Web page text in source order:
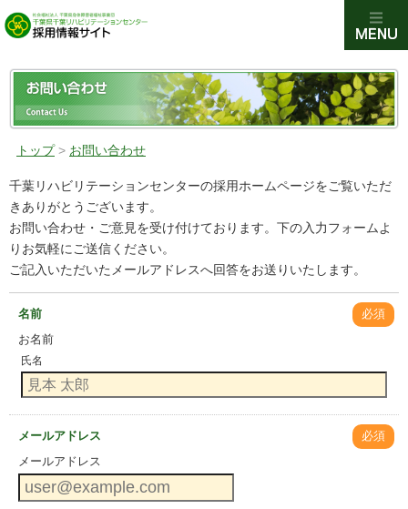
トップ > お問い合わせ
千葉リハビリテーションセンターの採用ホームページをご覧いただ
きありがとうございます。
お問い合わせ・ご意見を受け付けております。下の入力フォームよ
りお気軽にご送信ください。
ご記入いただいたメールアドレスへ回答をお送りいたします。
名前
必須
お名前
氏名
メールアドレス
必須
メールアドレス